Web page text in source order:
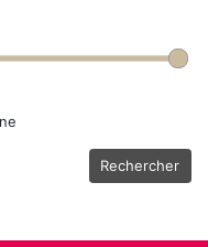
Rechercher